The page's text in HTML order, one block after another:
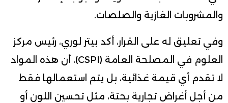
والمشروبات الغازية والصلصات.
وفي تعليق له على القرار، أكد بيتر لوري، رئيس مركز
العلوم في المصلحة العامة (CSPI)، أن هذه المواد
لا تقدم أي قيمة غذائية، بل يتم استعمالها فقط
من أجل أغراض تجارية بحتة، مثل تحسين اللون أو